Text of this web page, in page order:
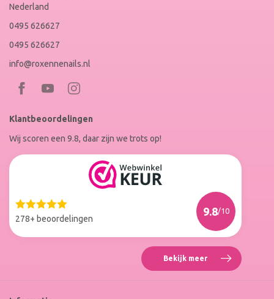
Nederland
0495 626627
0495 626627
info@roxennenails.nl
Bezoek
Facebook
op
Instagram
Klantbeoordelingen
Wij scoren een 9.8, daar zijn we trots op!
278+ beoordelingen
9.8/10
Web
Winkel
Bekijk meer Reviews
Roxenne